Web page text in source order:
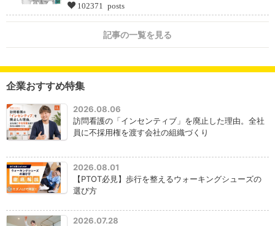
102371 posts
記事の一覧を見る
企業おすすめ特集
2026.08.06
訪問看護の「インセンティブ」を廃止した理由。全社
員に不採用権を渡す会社の組織づくり
2026.08.01
【PTOT必見】歩行を整えるウォーキングシューズの
選び方
2026.07.28